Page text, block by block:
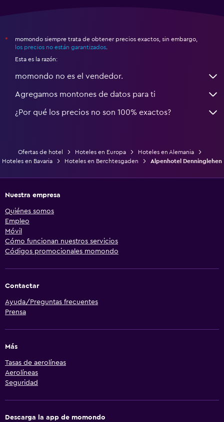
*
momondo siempre trata de obtener precios exactos, sin embargo,
los precios no están garantizados
Esta es la razón:
momondo no es el vendedor.
Agregamos montones de datos para ti
¿Por qué los precios no son 100% exactos?
Ofertas de hotel Hoteles en Europa
Hoteles en Alemania
Hoteles en Bavaria
Hoteles en Berchtesgaden Alpenhotel Denninglehen
Nuestra empresa
Quiénes somos
Empleo
Móvil
Cómo funcionan nuestros servicios
Códigos promocionales momondo
Contactar
Ayuda/Preguntas frecuentes
Prensa
Más
Tasas de aerolíneas
Aerolíneas
Seguridad
Descarga la app de momondo